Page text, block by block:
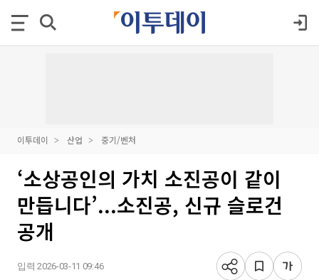
이투데이 산업 중기/벤처
‘소상공인의 가치 소진공이 같이
만듭니다’...소진공, 신규 슬로건
공개
입력 2026-03-11 09:46